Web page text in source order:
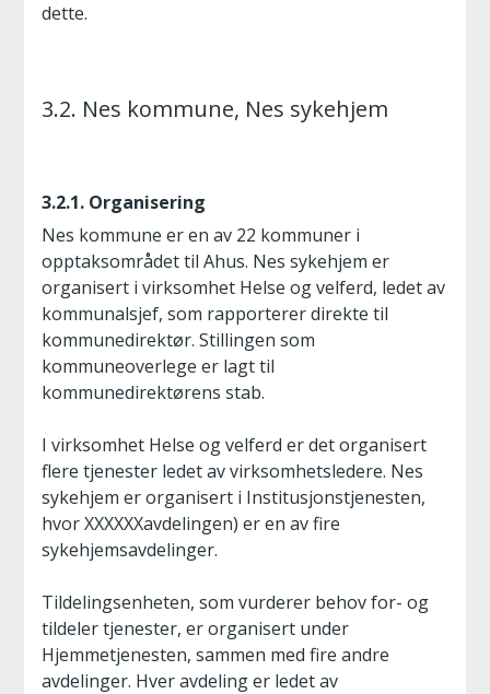
dette.
3.2. Nes kommune, Nes sykehjem
3.2.1. Organisering
Nes kommune er en av 22 kommuner i
opptaksområdet til Ahus. Nes sykehjem er
organisert i virksomhet Helse og velferd, ledet av
kommunalsjef, som rapporterer direkte til
kommunedirektør. Stillingen som
kommuneoverlege er lagt til
kommunedirektørens stab.
I virksomhet Helse og velferd er det organisert
flere tjenester ledet av virksomhetsledere. Nes
sykehjem er organisert i Institusjonstjenesten,
hvor XXXXXXavdelingen) er en av fire
sykehjemsavdelinger.
Tildelingsenheten, som vurderer behov for- og
tildeler tjenester, er organisert under
Hjemmetjenesten, sammen med fire andre
avdelinger. Hver avdeling er ledet av